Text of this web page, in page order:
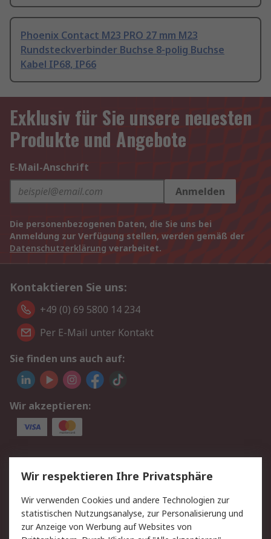
Phoenix Contact M23 PRO 27 mm M23
Rundsteckverbinder Buchse 8-polig Buchse
Kabel IP68, IP66
Exklusiv für Sie unsere neuesten
Produkte und Angebote
E-Mail-Anschrift
Anmelden
Die personenbezogenen Daten, die Sie uns bei
Anmeldung zur Verfügung stellen, werden gemäß der
Datenschutzerklärung verarbeitet.
Kontaktieren Sie uns:
+49 (0) 69 5800 14 234
Per E-Mail unter Kontakt
Sie finden uns auch auf:
Wir akzeptieren:
Service
Value Added Services
Lieferlösungen
Rücksendungen
Kontakt
Hilfe
Privatkunden
Wir respektieren Ihre Privatsphäre
Wir verwenden Cookies und andere Technologien zur
statistischen Nutzungsanalyse, zur Personalisierung und
zur Anzeige von Werbung auf Websites von